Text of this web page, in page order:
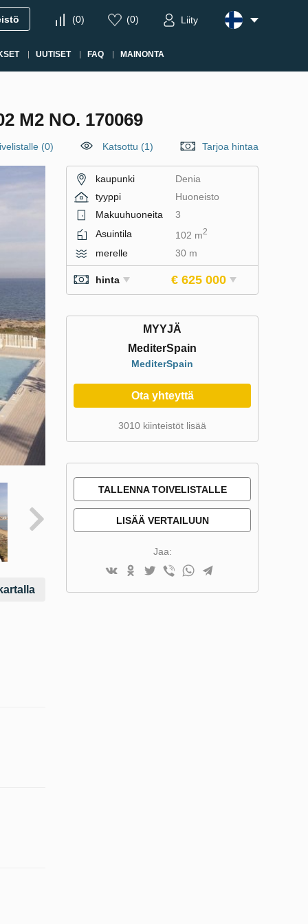
(0) (0) Liity
UUTISET FAQ MAINONTA
M2 NO. 170069
(0) Katsottu (1) Tarjoa hintaa
kaupunki
Denia
tyyppi
Huoneisto
Makuuhuoneita
3
Asuintila
102 m2
merelle 30 m
hinta € 625 000
MYYJÄ
MediterSpain
MediterSpain
Ota yhteyttä
3010 kiinteistöt lisää
TALLENNA TOIVELISTALLE
LISÄÄ VERTAILUUN
Jaa: